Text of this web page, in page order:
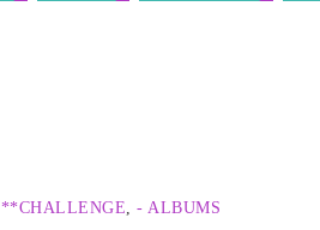
**CHALLENGE - ALBUMS